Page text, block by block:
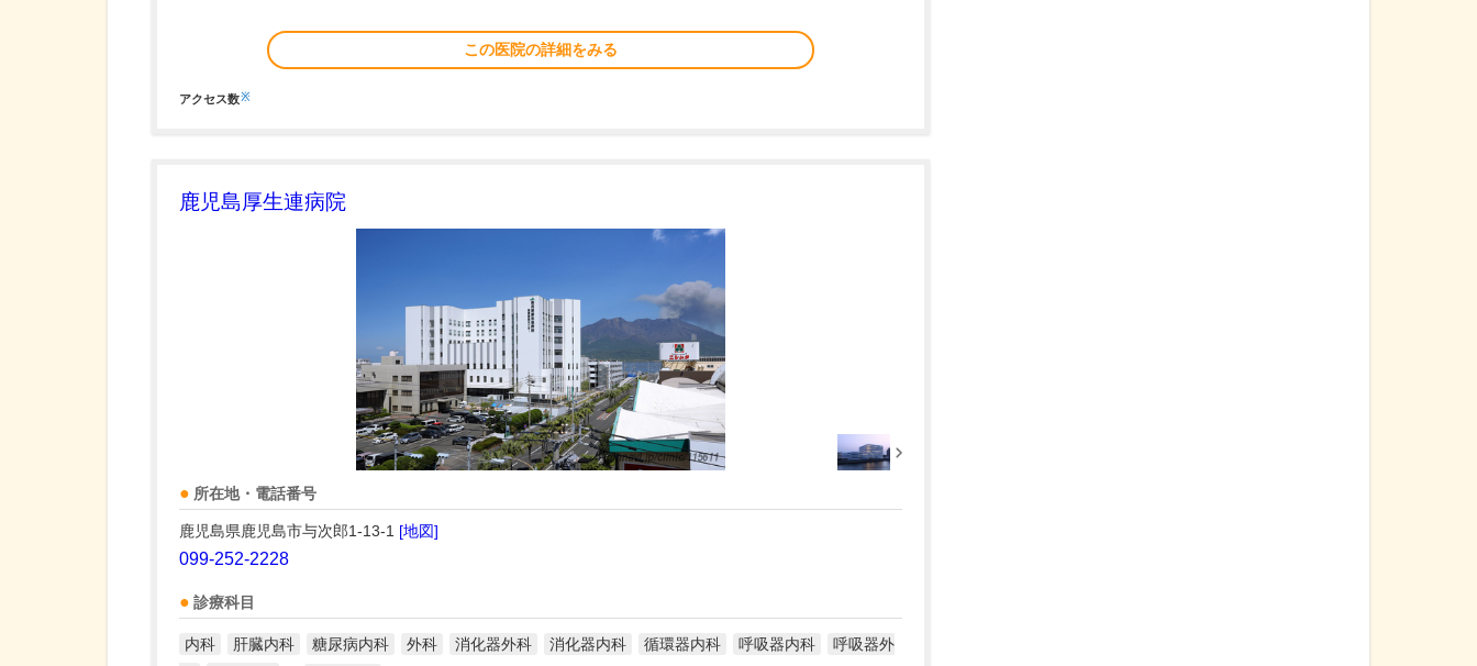
この医院の詳細をみる
アクセス数※
鹿児島厚生連病院
所在地・電話番号
鹿児島県鹿児島市与次郎1-13-1 [地図]
099-252-2228
診療科目
内科 肝臓内科 糖尿病内科 外科 消化器外科 消化器内科 循環器内科 呼吸器内科
呼吸器外